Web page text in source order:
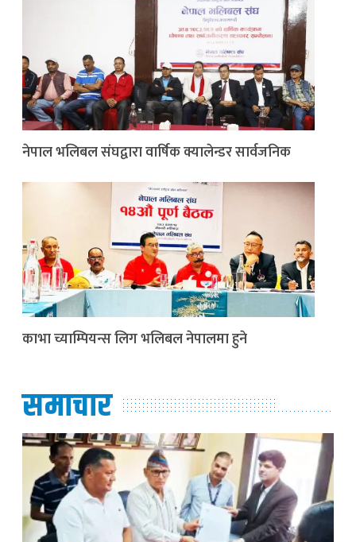
नेपाल भलिबल संघद्वारा वार्षिक क्यालेन्डर सार्वजनिक
काभा च्याम्पियन्स लिग भलिबल नेपालमा हुने
समाचार